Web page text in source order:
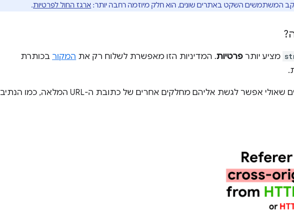
השקט באתרים שונים, הוא חלק מיוזמה רחבה יותר: ארגז החול לפרטיות.
מציע יותר פרטיות. המדיניות הזו מאפשרת לשלוח רק את המקור בכותרת
כך נמנעות דליפות של נתונים פרטיים שאולי אפשר לגשת אליהם מחלקים אחרים של כתובת ה-URL המלאה, כמו הנתיב